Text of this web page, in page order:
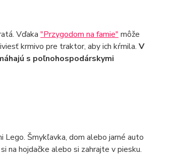
Vďaka "Przygodom na famie" môže
krmivo pre traktor, aby ich kŕmila. V
s poľnohospodárskymi
Šmykľavka, dom alebo jarné auto
na hojdačke alebo si zahrajte v piesku.